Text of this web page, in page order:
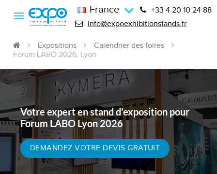
France
+33 4 20 10 24 88
info@expoexhibitionstands.fr
Expositions
Calendrier des foires
Forum LABO 2026, Lyon
Votre expert en stand d’exposition pour
Forum LABO Lyon 2026
DEMANDEZ VOTRE DEVIS GRATUIT